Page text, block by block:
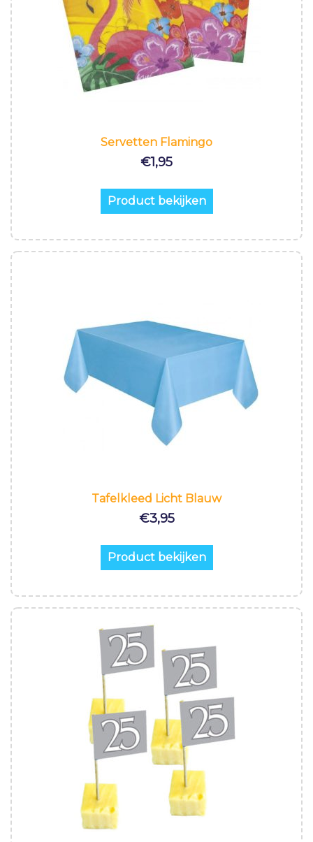
Servetten Flamingo
€1,95
Product bekijken
Tafelkleed Licht Blauw
€3,95
Product bekijken